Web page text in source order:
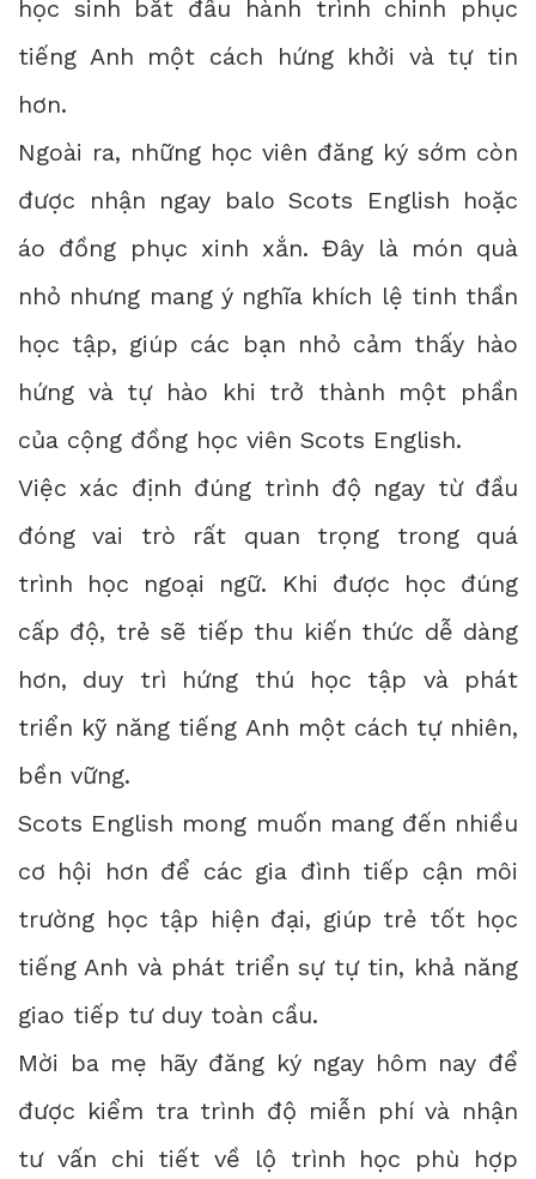
học sinh bắt đầu hành trình chinh phục
tiếng Anh một cách hứng khởi và tự tin
hơn.
Ngoài ra, những học viên đăng ký sớm còn
được nhận ngay balo Scots English hoặc
áo đồng phục xinh xắn. Đây là món quà
nhỏ nhưng mang ý nghĩa khích lệ tinh thần
học tập, giúp các bạn nhỏ cảm thấy hào
hứng và tự hào khi trở thành một phần
của cộng đồng học viên Scots English.
Việc xác định đúng trình độ ngay từ đầu
đóng vai trò rất quan trọng trong quá
trình học ngoại ngữ. Khi được học đúng
cấp độ, trẻ sẽ tiếp thu kiến thức dễ dàng
hơn, duy trì hứng thú học tập và phát
triển kỹ năng tiếng Anh một cách tự nhiên,
bền vững.
Scots English mong muốn mang đến nhiều
cơ hội hơn để các gia đình tiếp cận môi
trường học tập hiện đại, giúp trẻ tốt học
tiếng Anh và phát triển sự tự tin, khả năng
giao tiếp tư duy toàn cầu.
Mời ba mẹ hãy đăng ký ngay hôm nay để
được kiểm tra trình độ miễn phí và nhận
tư vấn chi tiết về lộ trình học phù hợp